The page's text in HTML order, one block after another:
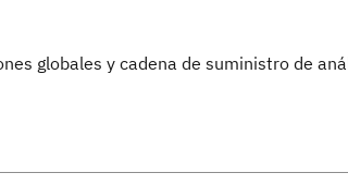
globales y cadena de suministro de